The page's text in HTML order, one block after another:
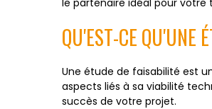
le partenaire idéal pour votre
QU'EST-CE QU'UNE
Une étude de faisabilité est
aspects liés à sa viabilité
succès de votre projet.